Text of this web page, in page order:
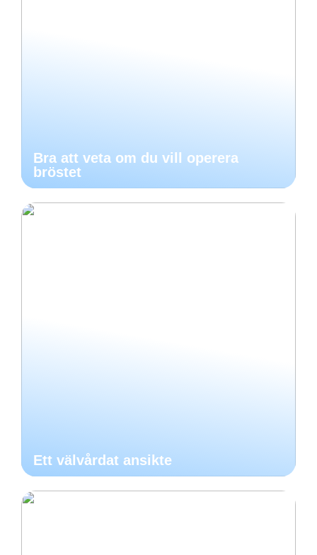
Bra att veta om du vill operera
bröstet
Ett välvårdat ansikte